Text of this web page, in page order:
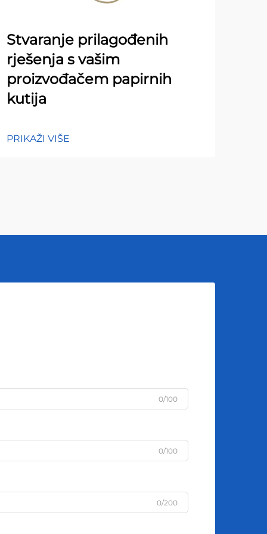
Stvaranje prilagođenih
rješenja s vašim
proizvođačem papirnih
kutija
PRIKAŽI VIŠE
0/100
0/100
0/200